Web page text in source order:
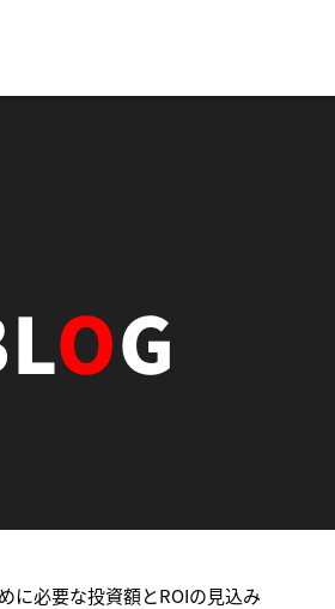
OG
に必要な投資額とROIの見込み